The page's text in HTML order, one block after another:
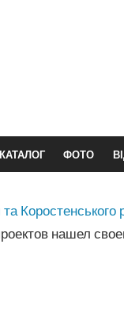
ФОТО
Коростенського
нашел